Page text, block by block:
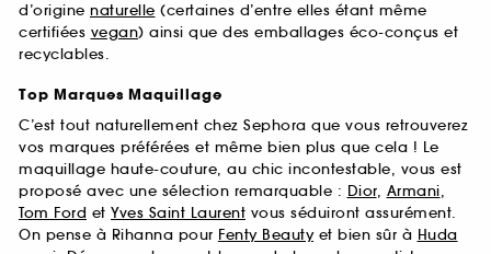
d’origine naturelle (certaines d’entre elles étant même
certifiées vegan) ainsi que des emballages éco-conçus et
recyclables.
Top Marques Maquillage
C’est tout naturellement chez Sephora que vous retrouverez
vos marques préférées et même bien plus que cela ! Le
maquillage haute-couture, au chic incontestable, vous est
proposé avec une sélection remarquable : Dior, Armani,
Tom Ford et Yves Saint Laurent vous séduiront assurément.
On pense à Rihanna pour Fenty Beautyet bien sûr à Huda